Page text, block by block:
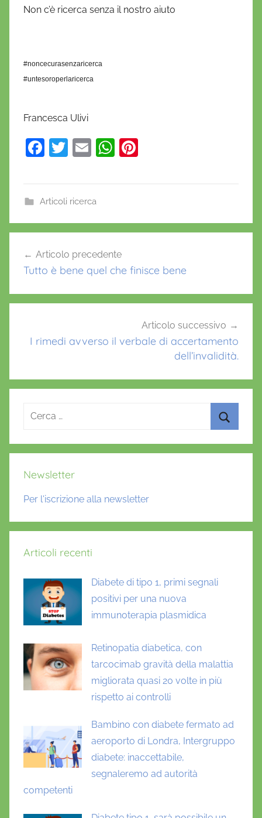
Non c’è ricerca senza il nostro aiuto
#noncecurasenzaricerca
#untesoroperlaricerca
Francesca Ulivi
F
e
b
o
k
T
er
E
l
W
A
p
st
Articoli ricerca
articoli
Articolo precedente
Tutto è bene quel che finisce bene
Articolo successivo
I rimedi avverso il verbale di accertamento
dell’invalidità.
Ricerca
Newsletter
Per l'iscrizione alla newsletter
Articoli recenti
Diabete di tipo 1, primi segnali
positivi per una nuova
immunoterapia plasmidica
Retinopatia diabetica, con
tarcocimab gravità della malattia
migliorata quasi 20 volte in più
rispetto ai controlli
Bambino con diabete fermato ad
aeroporto di Londra, Intergruppo
diabete: inaccettabile,
segnaleremo ad autorità
competenti